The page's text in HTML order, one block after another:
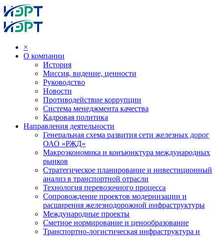
×
О компании
История
Миссия, видение, ценности
Руководство
Новости
Противодействие коррупции
Система менеджмента качества
Кадровая политика
Направления деятельности
Генеральная схема развития сети железных дорог
ОАО «РЖД»
Макроэкономика и конъюнктура международных
рынков
Стратегическое планирование и инвестиционный
анализ в транспортной отрасли
Технология перевозочного процесса
Сопровождение проектов модернизации и
расширения железнодорожной инфраструктуры
Международные проекты
Сметное нормирование и ценообразование
Транспортно-логистическая инфраструктура и